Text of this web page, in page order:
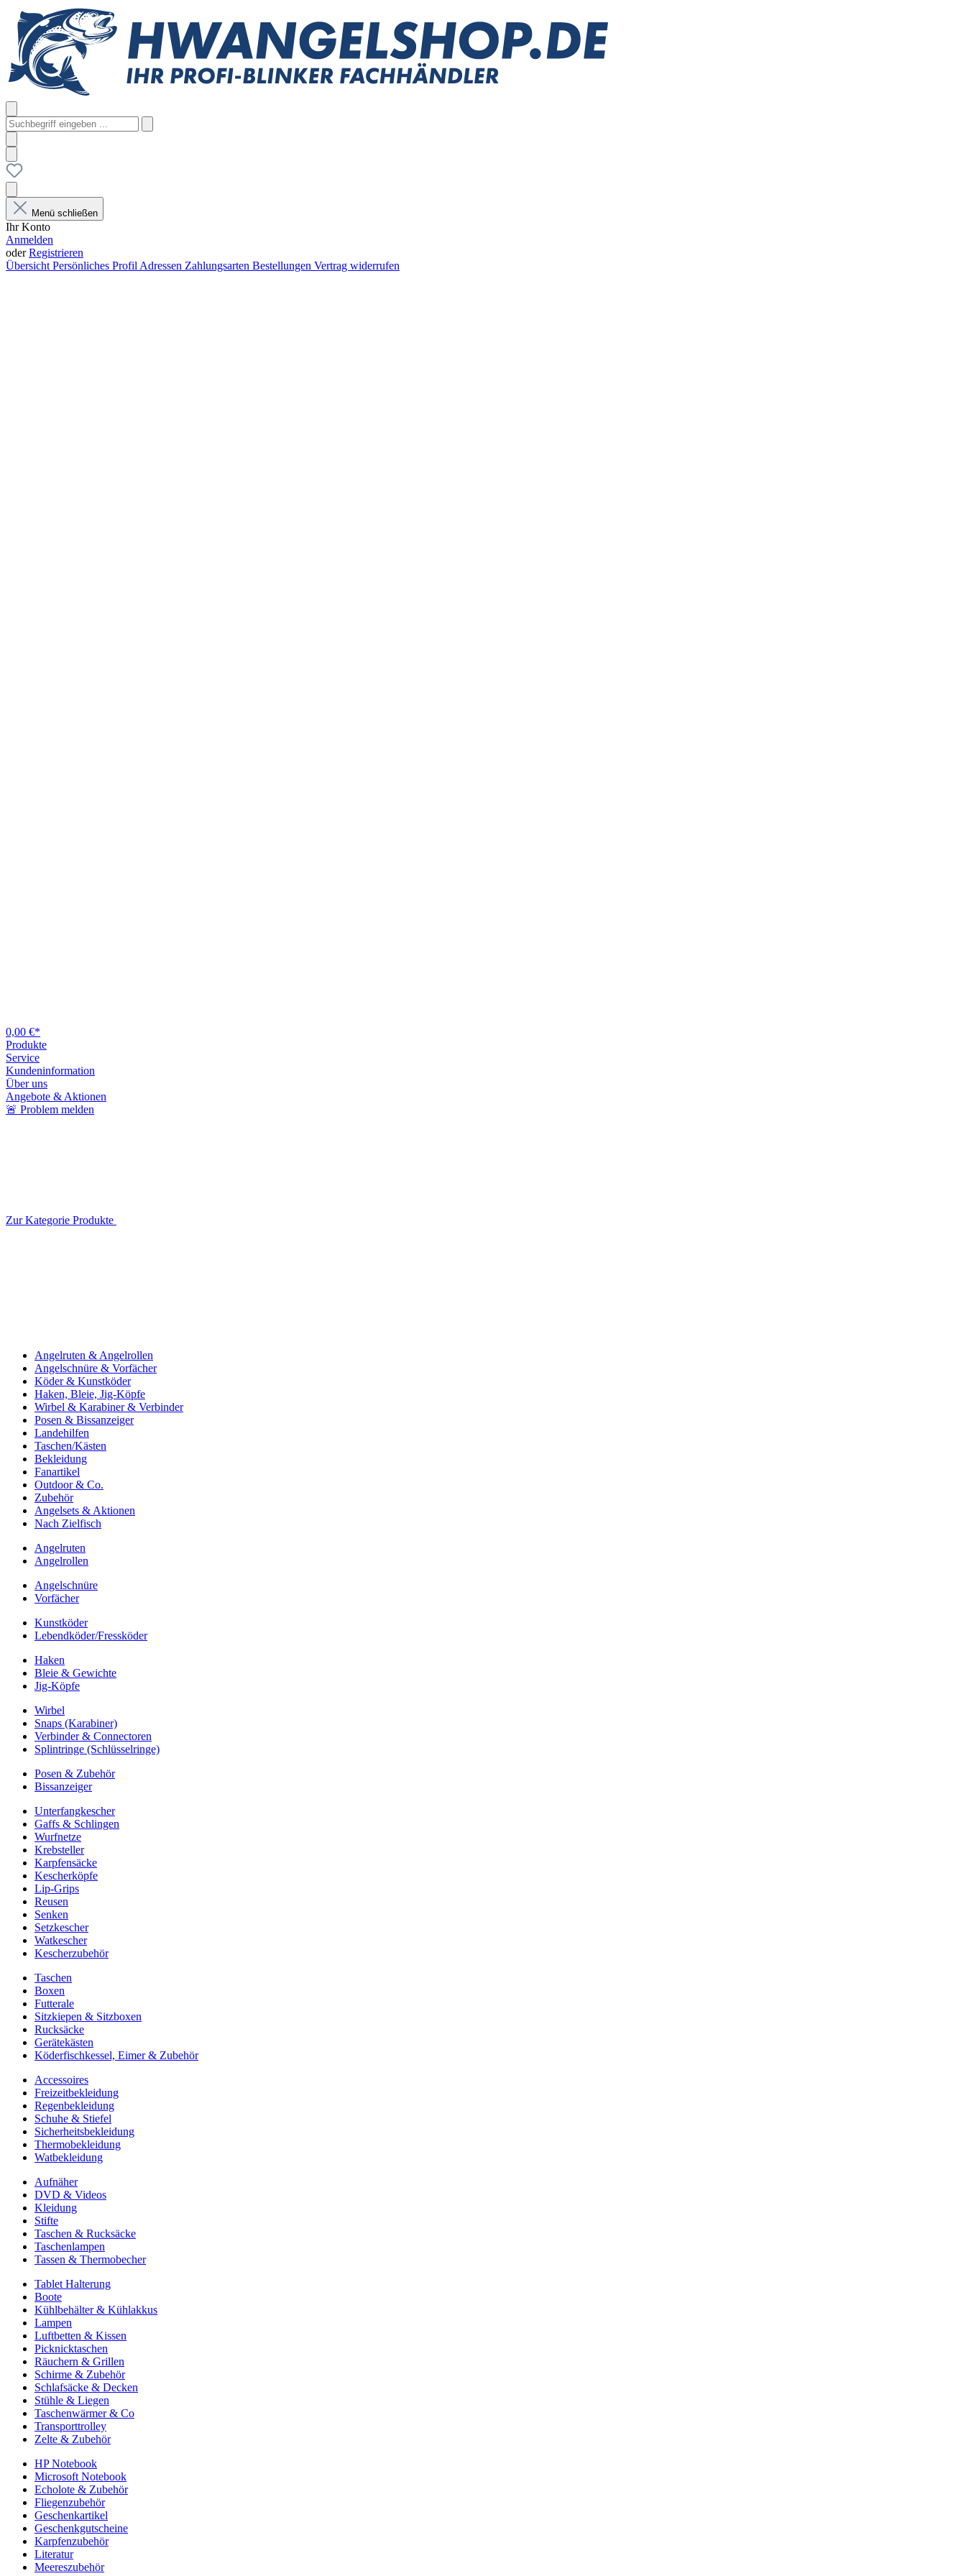
Menü schließen
Ihr Konto
Anmelden
oderRegistrieren
Übersicht Persönliches Profil Adressen Zahlungsarten Bestellungen Vertrag widerrufen
0,00 €*
Produkte
Service
Kundeninformation
Über uns
Angebote & Aktionen
🚨 Problem melden
Zur Kategorie Produkte
Angelruten & Angelrollen
Angelschnüre & Vorfächer
Köder & Kunstköder
Haken, Bleie, Jig-Köpfe
Wirbel & Karabiner & Verbinder
Posen & Bissanzeiger
Landehilfen
Taschen/Kästen
Bekleidung
Fanartikel
Outdoor & Co.
Zubehör
Angelsets & Aktionen
Nach Zielfisch
Angelruten
Angelrollen
Angelschnüre
Vorfächer
Kunstköder
Lebendköder/Fressköder
Haken
Bleie & Gewichte
Jig-Köpfe
Wirbel
Snaps (Karabiner)
Verbinder & Connectoren
Splintringe (Schlüsselringe)
Posen & Zubehör
Bissanzeiger
Unterfangkescher
Gaffs & Schlingen
Wurfnetze
Krebsteller
Karpfensäcke
Kescherköpfe
Lip-Grips
Reusen
Senken
Setzkescher
Watkescher
Kescherzubehör
Taschen
Boxen
Futterale
Sitzkiepen & Sitzboxen
Rucksäcke
Gerätekästen
Köderfischkessel, Eimer & Zubehör
Accessoires
Freizeitbekleidung
Regenbekleidung
Schuhe & Stiefel
Sicherheitsbekleidung
Thermobekleidung
Watbekleidung
Aufnäher
DVD & Videos
Kleidung
Stifte
Taschen & Rucksäcke
Taschenlampen
Tassen & Thermobecher
Tablet Halterung
Boote
Kühlbehälter & Kühlakkus
Lampen
Luftbetten & Kissen
Picknicktaschen
Räuchern & Grillen
Schirme & Zubehör
Schlafsäcke & Decken
Stühle & Liegen
Taschenwärmer & Co
Transporttrolley
Zelte & Zubehör
HP Notebook
Microsoft Notebook
Echolote & Zubehör
Fliegenzubehör
Geschenkartikel
Geschenkgutscheine
Karpfenzubehör
Literatur
Meereszubehör